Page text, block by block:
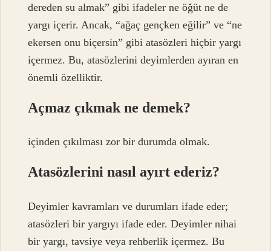
dereden su almak” gibi ifadeler ne öğüt ne de
yargı içerir. Ancak, “ağaç gençken eğilir” ve “ne
ekersen onu biçersin” gibi atasözleri hiçbir yargı
içermez. Bu, atasözlerini deyimlerden ayıran en
önemli özelliktir.
Açmaz çıkmak ne demek?
içinden çıkılması zor bir durumda olmak.
Atasözlerini nasıl ayırt ederiz?
Deyimler kavramları ve durumları ifade eder;
atasözleri bir yargıyı ifade eder. Deyimler nihai
bir yargı, tavsiye veya rehberlik içermez. Bu